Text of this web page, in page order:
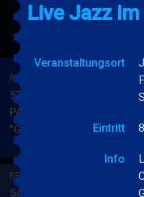
BERRY BLUE & BAND
53. JAZZ Matinee in den
PARKSIDE STUDIOS
"Gypsy Jazz"
MEHRBERRY
&
BERRY BLUE & BAND
54. JAZZ Matinee in den
Live Jazz
Veranstaltungsort
Eintritt
Info